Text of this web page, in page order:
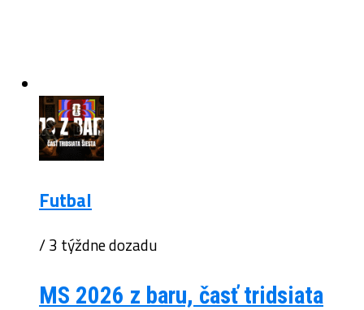
Futbal
/ 3 týždne dozadu
MS 2026 z baru, časť tridsiata